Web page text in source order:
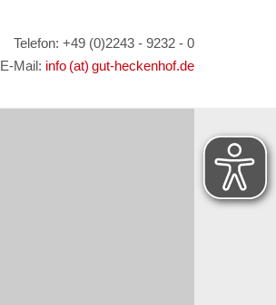
Telefon: +49 (0)2243 - 9232 - 0
E-Mail: info (at) gut-heckenhof.de